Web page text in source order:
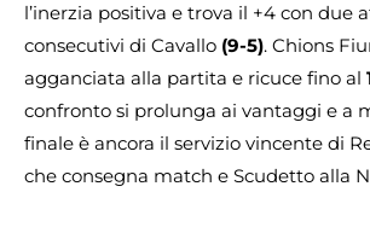
l’inerzia positiva e trova il +4 con due
consecutivi di Cavallo (9-5). Chions
agganciata alla partita e ricuce fino al
confronto si prolunga ai vantaggi e a
finale è ancora il servizio vincente di
che consegna match e Scudetto alla